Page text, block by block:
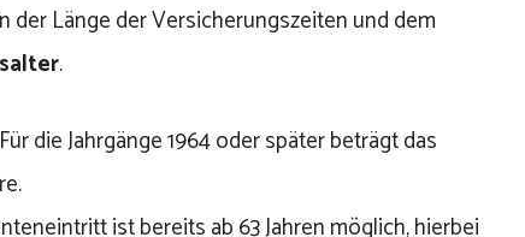
Länge der Versicherungszeiten und dem
.
Für die Jahrgänge 1964 oder später beträgt das
ist bereits ab 63 Jahren möglich, hierbei